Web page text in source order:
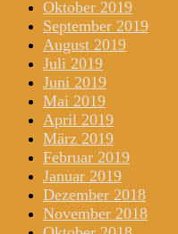
Oktober 2019
September 2019
August 2019
Juli 2019
Juni 2019
Mai 2019
April 2019
März 2019
Februar 2019
Januar 2019
Dezember 2018
November 2018